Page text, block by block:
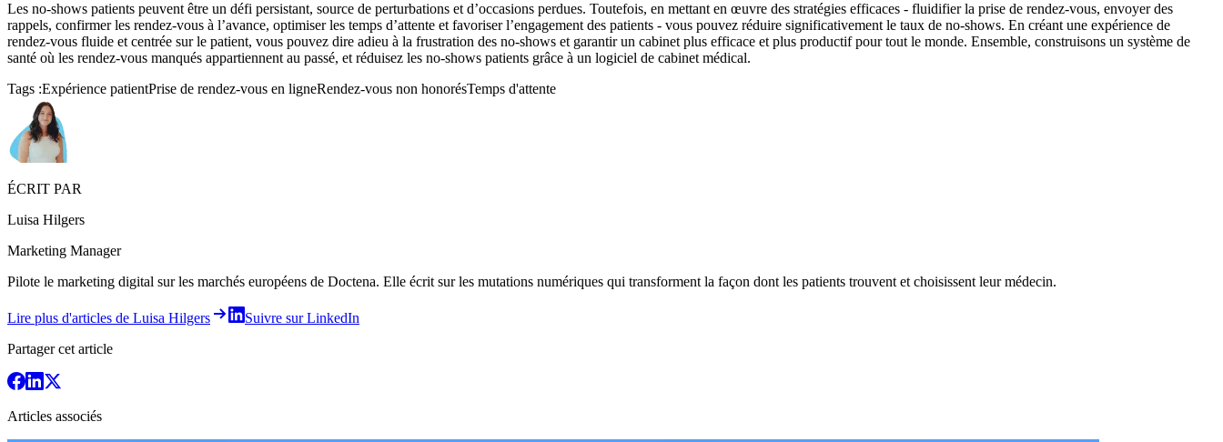
Les no-shows patients peuvent être un défi persistant, source de perturbations et d’occasions perdues. Toutefois, en mettant en œuvre des stratégies efficaces - fluidifier la prise de rendez-vous, envoyer des
rappels, confirmer les rendez-vous à l’avance, optimiser les temps d’attente et favoriser l’engagement des patients - vous pouvez réduire significativement le taux de no-shows. En créant une expérience de
rendez-vous fluide et centrée sur le patient, vous pouvez dire adieu à la frustration des no-shows et garantir un cabinet plus efficace et plus productif pour tout le monde. Ensemble, construisons un système de
santé où les rendez-vous manqués appartiennent au passé, et réduisez les no-shows patients grâce à un logiciel de cabinet médical.
Tags :Expérience patientPrise de rendez-vous en ligneRendez-vous non honorésTemps d'attente
ÉCRIT PAR
Luisa Hilgers
Marketing Manager
Pilote le marketing digital sur les marchés européens de Doctena. Elle écrit sur les mutations numériques qui transforment la façon dont les patients trouvent et choisissent leur médecin.
Lire plus d'articles de Luisa Hilgers
Suivre sur LinkedIn
Partager cet article
Articles associés